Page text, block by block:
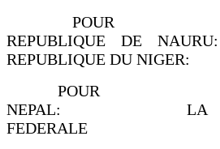
POUR
REPUBLIQUE DE
REPUBLIQUE DU NIGER:
POUR
NEPAL: LA
FEDERALE DU